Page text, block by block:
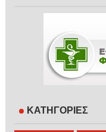
ΚΑΤΗΓΟΡΙΕΣ